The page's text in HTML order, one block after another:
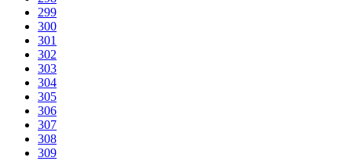
299
300
301
302
303
304
305
306
307
308
309